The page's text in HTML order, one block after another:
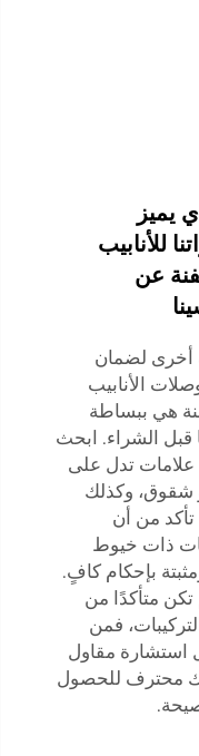
يميز
للأنابيب
عن
أخرى لضمان
الأنابيب
هي ببساطة
الشراء. ابحث
تدل على
شقوق، وكذلك
تأكد من أن
ذات خيوط
بإحكام كافٍ.
تكن متأكدًا من
فمن
استشارة مقاول
محترف للحصول